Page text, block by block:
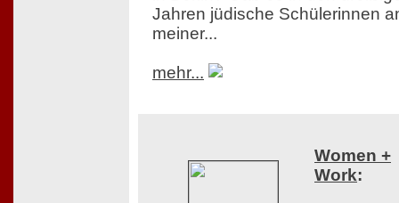
Jahren jüdische Schülerinnen
meiner...
mehr...
Women +
Work: